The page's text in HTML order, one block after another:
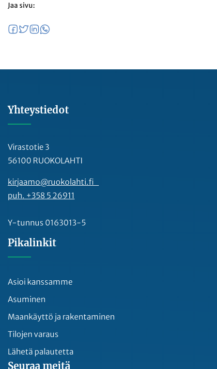
Jaa sivu:
Yhteystiedot
Virastotie 3
56100 RUOKOLAHTI
kirjaamo@ruokolahti.fi
puh. +358 5 26911
Y-tunnus 0163013-5
Pikalinkit
Asioi kanssamme
Asuminen
Maankäyttö ja rakentaminen
Tilojen varaus
Lähetä palautetta
Seuraa meitä